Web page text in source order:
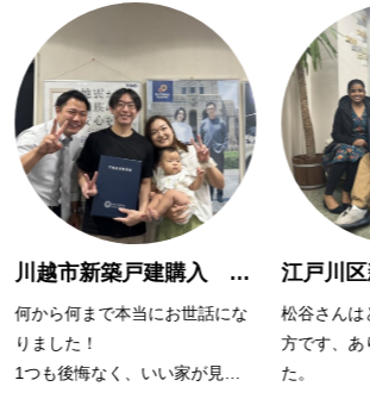
川越市新築戸建購入 A様
お世話にな
い家が見つ
江戸川区新築戸建て購入 R様
松谷さんはとても誠実で親切な
方です、ありがとうございまし
た。